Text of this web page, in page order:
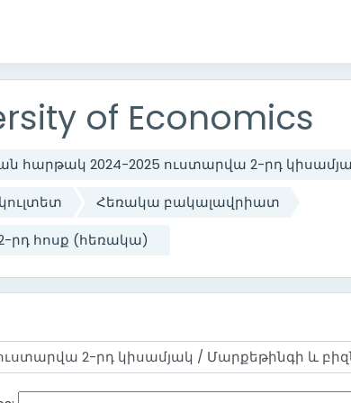
of Economics
հարթակ 2024-2025 ուստարվա 2-րդ
Հեռակա բակալավրիատ
րդ հոսք (հեռակա)